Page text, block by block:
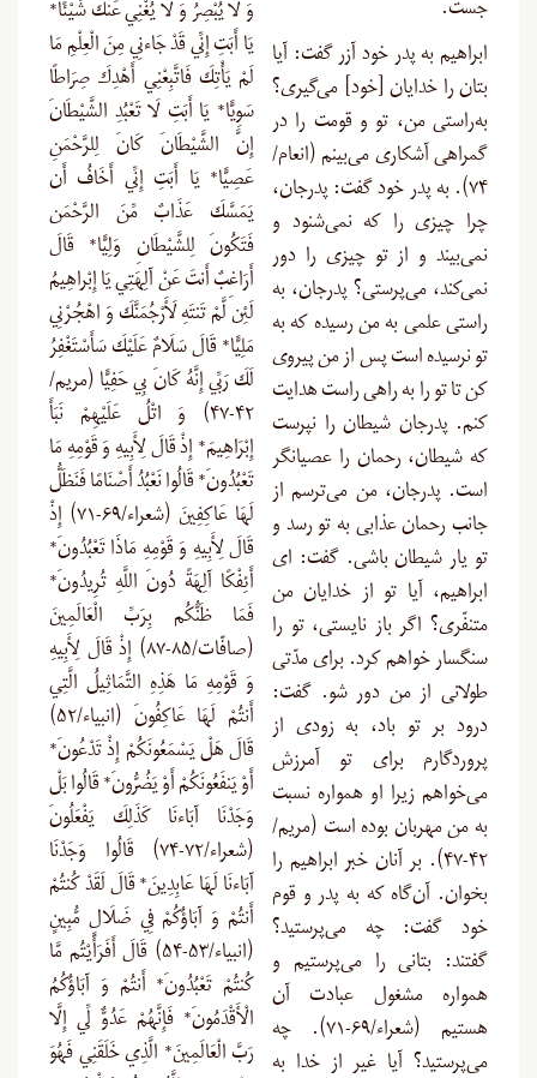
جست.
ابراهیم به پدر خود آزر گفت: آیا
بتان را خدایان [خود] می‌گیری؟
به‌راستی من، تو و قومت را در
گمراهی آشکاری می‌بینم (انعام/
۷۴). به پدر خود گفت: پدرجان،
چرا چیزی را که نمی‌شنود و
نمی‌بیند و از تو چیزی را دور
نمی‌کند، می‌پرستی؟ پدرجان، به
راستی علمی به من رسیده که به
تو نرسیده است پس از من پیروی
کن تا تو را به راهی راست هدایت
کنم. پدرجان شیطان را نپرست
که شیطان، رحمان را عصیانگر
است. پدرجان، من می‌ترسم از
جانب رحمان عذابی به تو رسد و
تو یار شیطان باشی. گفت: ای
ابراهیم، آیا تو از خدایان من
متنفّری؟ اگر باز نایستی، تو را
سنگسار خواهم کرد. برای مدّتی
طولانی از من دور شو. گفت:
درود بر تو باد، به زودی از
پروردگارم برای تو آمرزش
می‌خواهم زیرا او همواره نسبت
به من مهربان بوده است (مریم/
۴۲-۴۷). بر آنان خبر ابراهیم را
بخوان. آن‌گاه که به پدر و قوم
خود گفت: چه می‌پرستید؟
گفتند: بتانی را می‌پرستیم و
همواره مشغول عبادت آن
هستیم (شعراء/۶۹-۷۱). چه
می‌پرستید؟ آیا غیر از خدا به
وَ لَا يُبْصِرُ وَ لَا يُغْنِي عَنكَ شَيْئًا*
يَا أَبَتِ إِنِّي قَدْ جَاءنِي مِنَ الْعِلْمِ مَا
لَمْ يَأْتِكَ فَاتَّبِعْنِي أَهْدِكَ صِرَاطًا
سَوِيًّا* يَا أَبَتِ لَا تَعْبُدِ الشَّيْطَانَ
إِنَّ الشَّيْطَانَ كَانَ لِلرَّحْمَنِ
عَصِيًّا* يَا أَبَتِ إِنِّي أَخَافُ أَن
يَمَسَّكَ عَذَابٌ مِّنَ الرَّحْمَن
فَتَكُونَ لِلشَّيْطَانِ وَلِيًّا* قَالَ
أَرَاغِبٌ أَنتَ عَنْ آلِهَتِي يَا إِبْراهِيمُ
لَئِن لَّمْ تَنتَهِ لَأَرْجُمَنَّكَ وَ اهْجُرْنِي
مَلِيًّا* قَالَ سَلَامٌ عَلَيْكَ سَأَسْتَغْفِرُ
لَكَ رَبِّي إِنَّهُ كَانَ بِي حَفِيًّا (مریم/
۴۲-۴۷) وَ اتْلُ عَلَيْهِمْ نَبَأَ
إِبْرَاهِيمَ* إِذْ قَالَ لِأَبِيهِ وَ قَوْمِهِ مَا
تَعْبُدُونَ* قَالُوا نَعْبُدُ أَصْنَامًا فَنَظَلُّ
لَهَا عَاكِفِينَ (شعراء/۶۹-۷۱) إِذْ
قَالَ لِأَبِيهِ وَ قَوْمِهِ مَاذَا تَعْبُدُونَ*
أَئِفْكًا آلِهَةً دُونَ اللَّهِ تُرِيدُونَ*
فَمَا ظَنُّكُم بِرَبِّ الْعَالَمِينَ
(صافّات/۸۵-۸۷) إِذْ قَالَ لِأَبِيهِ
وَ قَوْمِهِ مَا هَذِهِ التَّمَاثِيلُ الَّتِي
أَنتُمْ لَهَا عَاكِفُونَ (انبیاء/۵۲)
قَالَ هَلْ يَسْمَعُونَكُمْ إِذْ تَدْعُونَ*
أَوْ يَنفَعُونَكُمْ أَوْ يَضُرُّونَ* قَالُوا بَلْ
وَجَدْنَا آبَاءنَا كَذَلِكَ يَفْعَلُونَ
(شعراء/۷۲-۷۴) قَالُوا وَجَدْنَا
آبَاءنَا لَهَا عَابِدِينَ* قَالَ لَقَدْ كُنتُمْ
أَنتُمْ وَ آبَاؤُكُمْ فِي ضَلَالٍ مُّبِينٍ
(انبیاء/۵۳-۵۴) قَالَ أَفَرَأَيْتُم مَّا
كُنتُمْ تَعْبُدُونَ* أَنتُمْ وَ آبَاؤُكُمُ
الْأَقْدَمُونَ* فَإِنَّهُمْ عَدُوٌّ لِّي إِلَّا
رَبَّ الْعَالَمِينَ* الَّذِي خَلَقَنِي فَهُوَ